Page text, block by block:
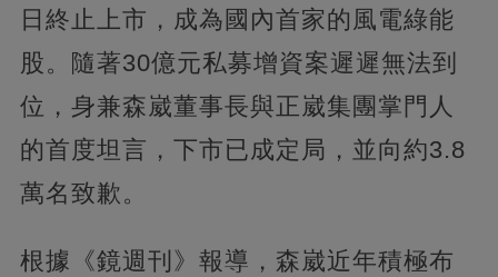
日終止上市，成為國內首家的風電綠能
股。隨著30億元私募增資案遲遲無法到
位，身兼森崴董事長與正崴集團掌門人
的首度坦言，下市已成定局，並向約3.8
萬名致歉。
根據《鏡週刊》報導，森崴近年積極布